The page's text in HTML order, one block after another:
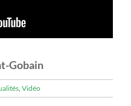
Gobain
Vidéo